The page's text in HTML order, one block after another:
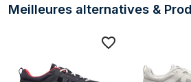
Meilleures alternatives &